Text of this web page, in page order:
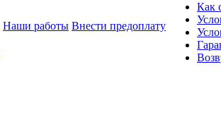
Наши работы Внести предоплату
Как